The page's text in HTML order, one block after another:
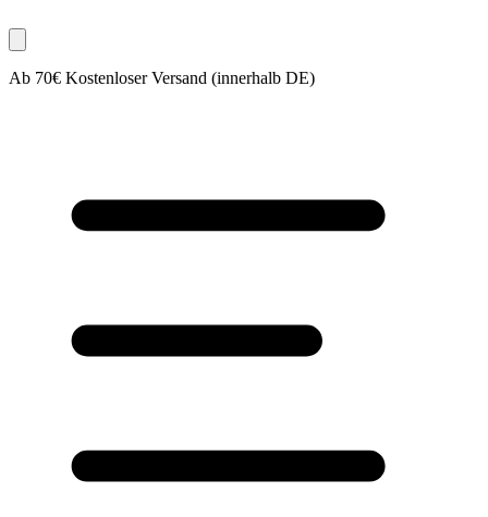
Ab 70€ Kostenloser Versand (innerhalb DE)